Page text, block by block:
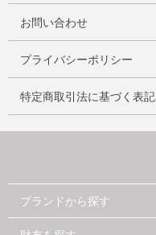
お問い合わせ
プライバシーポリシー
特定商取引法に基づく表記
ブランドから探す